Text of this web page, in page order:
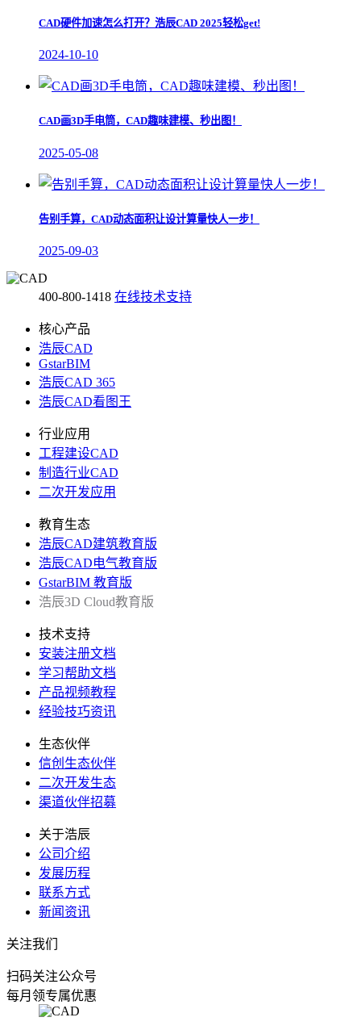
CAD硬件加速怎么打开？浩辰CAD 2025轻松get!
2024-10-10
CAD画3D手电筒，CAD趣味建模、秒出图！
2025-05-08
告别手算，CAD动态面积让设计算量快人一步！
2025-09-03
400-800-1418 在线技术支持
核心产品
浩辰CAD
GstarBIM
浩辰CAD 365
浩辰CAD看图王
行业应用
工程建设CAD
制造行业CAD
二次开发应用
教育生态
浩辰CAD建筑教育版
浩辰CAD电气教育版
GstarBIM 教育版
浩辰3D Cloud教育版
技术支持
安装注册文档
学习帮助文档
产品视频教程
经验技巧资讯
生态伙伴
信创生态伙伴
二次开发生态
渠道伙伴招募
关于浩辰
公司介绍
发展历程
联系方式
新闻资讯
关注我们
扫码关注公众号
每月领专属优惠